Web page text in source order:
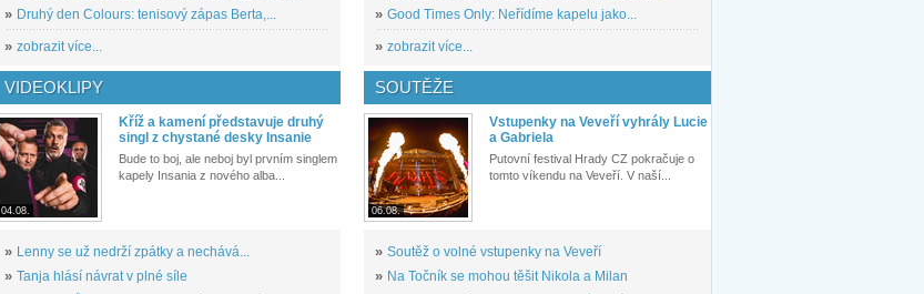
» Druhý den Colours: tenisový zápas Berta,...
» zobrazit více...
» Good Times Only: Neřídíme kapelu jako...
» zobrazit více...
VIDEOKLIPY
04.08.
Kříž a kamení představuje druhý
singl z chystané desky Insanie
Bude to boj, ale neboj byl prvním singlem
kapely Insania z nového alba...
» Lenny se už nedrží zpátky a nechává...
» Tanja hlásí návrat v plné síle
SOUTĚŽE
06.08.
Vstupenky na Veveří vyhrály Lucie
a Gabriela
Putovní festival Hrady CZ pokračuje o
tomto víkendu na Veveří. V naší...
» Soutěž o volné vstupenky na Veveří
» Na Točník se mohou těšit Nikola a Milan